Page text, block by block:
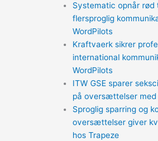
Systematic opnår rød
flersproglig
WordPilots
Kraftvaerk sikrer
international
WordPilots
ITW GSE sparer
på oversættelser med
Sproglig sparring og
oversættelser giver
hos Trapeze